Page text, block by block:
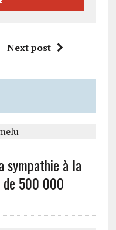
Next post
sympathie à la
de 500 000